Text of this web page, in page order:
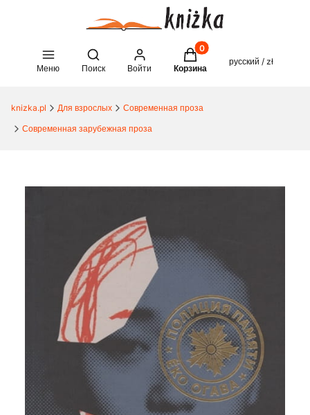
Меню
Open search engine
Поиск Войти
Товары в корзине: 0.
Корзина
русский / zł
knizka.pl Для взрослых
Современная проза
Современная зарубежная проза